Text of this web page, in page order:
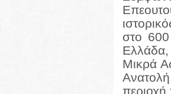
στο
Ελλάδα,
Μικρά
περιοχή